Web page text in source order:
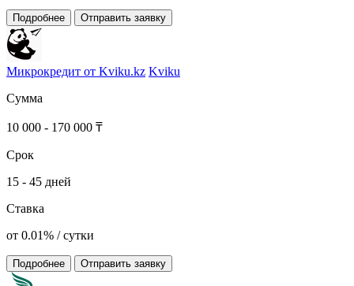
Подробнее Отправить заявку
Микрокредит от Kviku.kz Kviku
Сумма
10 000 - 170 000 ₸
Срок
15 - 45 дней
Ставка
от 0.01% / сутки
Подробнее Отправить заявку